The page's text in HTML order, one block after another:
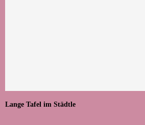
Lange Tafel im Städtle